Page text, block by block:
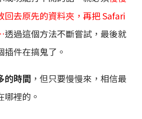
回去原先的資料夾，再把 Safari
透過這個方法不斷嘗試，最後就
件在搞鬼了。
的時間 ，但只要慢慢來，相信最
哪裡的。